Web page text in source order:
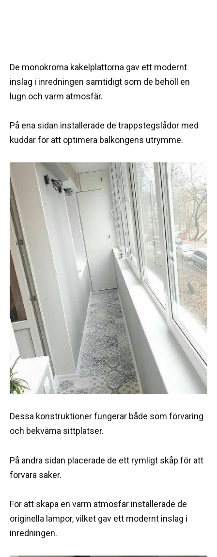
De monokroma kakelplattorna gav ett modernt
inslag i inredningen samtidigt som de behöll en
lugn och varm atmosfär.
På ena sidan installerade de trappstegslådor med
kuddar för att optimera balkongens utrymme.
Dessa konstruktioner fungerar både som förvaring
och bekväma sittplatser.
På andra sidan placerade de ett rymligt skåp för att
förvara saker.
För att skapa en varm atmosfär installerade de
originella lampor, vilket gav ett modernt inslag i
inredningen.